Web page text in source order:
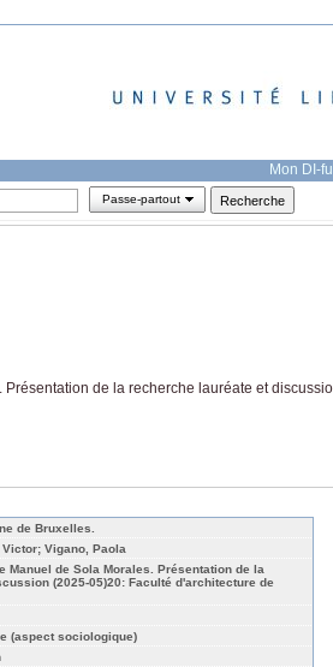
Mon DI-
Passe-partout
de la recherche lauréate et
de Bruxelles.
Vigano, Paola
Manuel de Sola Morales. Présentation de la
(2025-05)20: Faculté d'architecture de
(aspect sociologique)